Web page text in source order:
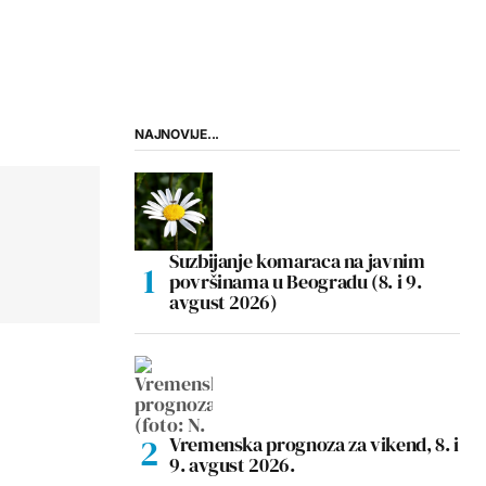
NAJNOVIJE...
Suzbijanje komaraca na javnim
površinama u Beogradu (8. i 9.
avgust 2026)
Vremenska prognoza za vikend, 8. i
9. avgust 2026.